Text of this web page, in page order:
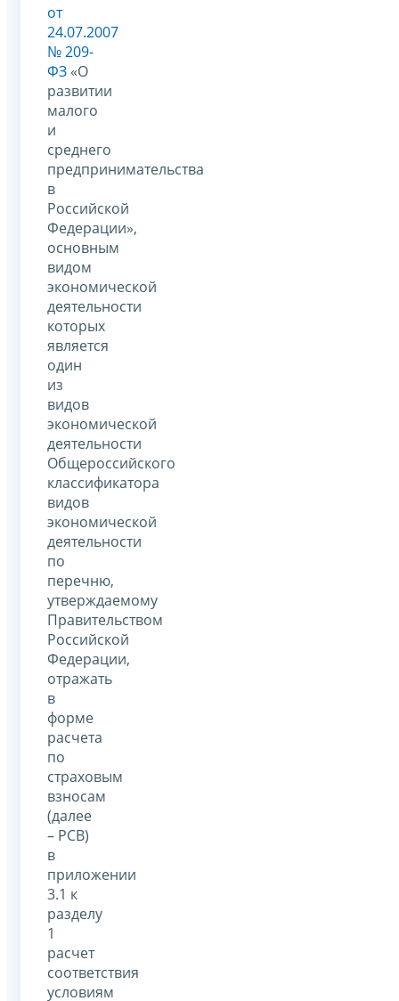
от
24.07.2007
№ 209-
ФЗ «О
развитии
малого
и
среднего
предпринимательства
в
Российской
Федерации»,
основным
видом
экономической
деятельности
которых
является
один
из
видов
экономической
деятельности
Общероссийского
классификатора
видов
экономической
деятельности
по
перечню,
утверждаемому
Правительством
Российской
Федерации,
отражать
в
форме
расчета
по
страховым
взносам
(далее
– РСВ)
в
приложении
3.1 к
разделу
1
расчет
соответствия
условиям